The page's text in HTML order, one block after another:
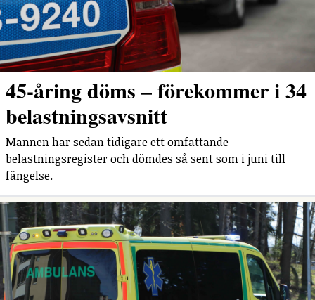
45-åring döms – förekommer i 34
belastningsavsnitt
Mannen har sedan tidigare ett omfattande
belastningsregister och dömdes så sent som i juni till
fängelse.